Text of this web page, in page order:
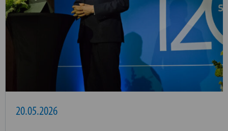
20.05.2026